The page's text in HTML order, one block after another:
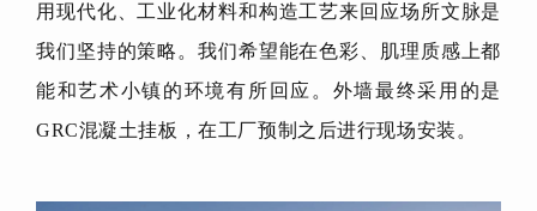
用现代化、工业化材料和构造工艺来回应场所文脉是
我们坚持的策略。我们希望能在色彩、肌理质感上都
能和艺术小镇的环境有所回应。外墙最终采用的是
GRC混凝土挂板，在工厂预制之后进行现场安装。